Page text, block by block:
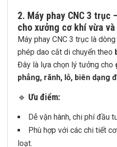
2. Máy phay CNC 3 trục
cho xưởng cơ khí vừa và
Máy phay CNC 3 trục là
phép dao cắt di chuyển theo
Đây là lựa chọn lý tưởng cho
phẳng, rãnh, lỗ, biên dạng
🔹 Ưu điểm:
Dễ vận hành, chi phí đầu
Phù hợp với các chi tiết
loạt.